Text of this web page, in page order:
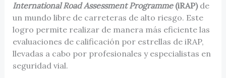
International Road Assessment Programme(iRAP)de
un mundo libre de carreteras de alto riesgo. Este
logro permite realizar de manera más eficiente las
evaluaciones de calificación por estrellas de iRAP,
llevadas a cabo por profesionales y especialistas en
seguridad vial.